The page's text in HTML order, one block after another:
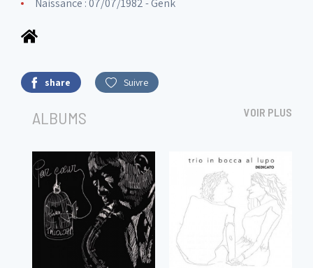
Naissance : 07/07/1982 - Genk
share Suivre
ALBUMS VOIR PLUS